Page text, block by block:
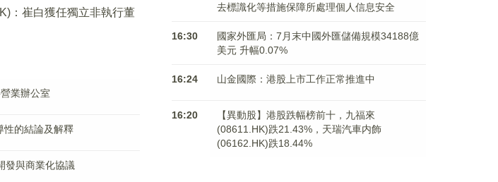
：崔白獲任獨立非執行董
業辦公室
性的結論及解釋
發與商業化協議
去標識化等措施保障所處理個人信息安全
16:30
國家外匯局：7月末中國外匯儲備規模34188億
美元 升幅0.07%
16:24 山金國際：港股上市工作正常推進中
16:20
【異動股】港股跌幅榜前十，九福來
(08611.HK)跌21.43%，天瑞汽車内飾
(06162.HK)跌18.44%